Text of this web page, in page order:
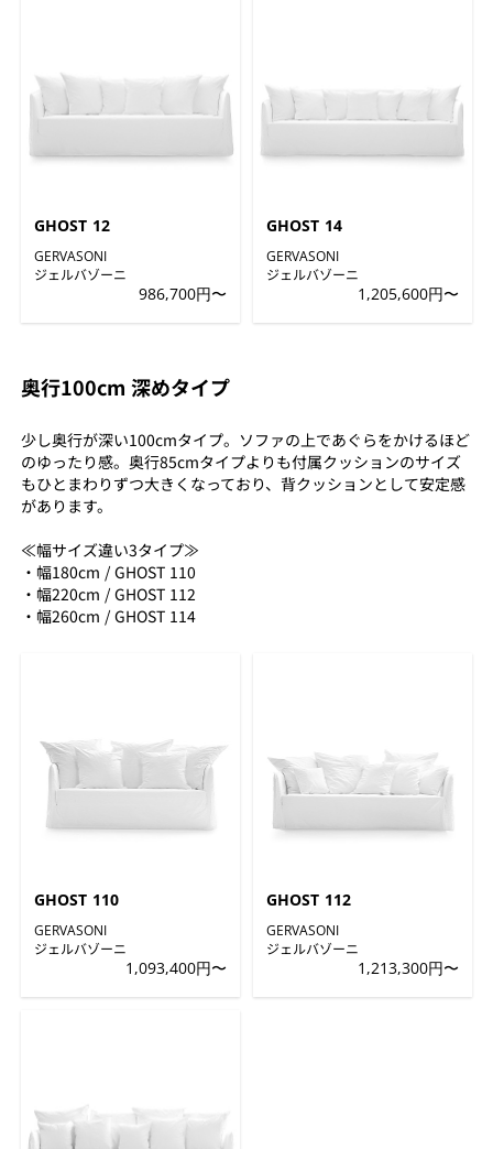
GHOST 12
GERVASONI
ジェルバゾーニ
986,700円〜
GHOST 14
GERVASONI
ジェルバゾーニ
1,205,600円〜
奥行100cm 深めタイプ
少し奥行が深い100cmタイプ。ソファの上であぐらをかけるほど
のゆったり感。奥行85cmタイプよりも付属クッションのサイズ
もひとまわりずつ大きくなっており、背クッションとして安定感
があります。
≪幅サイズ違い3タイプ≫
・幅180cm / GHOST 110
・幅220cm / GHOST 112
・幅260cm / GHOST 114
GHOST 110
GERVASONI
ジェルバゾーニ
1,093,400円〜
GHOST 112
GERVASONI
ジェルバゾーニ
1,213,300円〜